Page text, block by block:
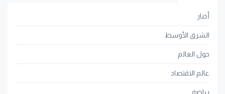
أخبار
الشرق الأوسط
حول العالم
عالم الاقتصاد
رياضة